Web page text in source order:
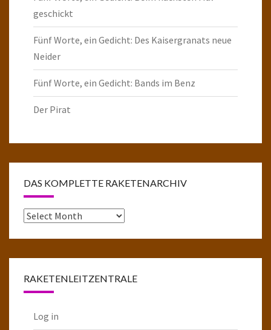
geschickt
Fünf Worte, ein Gedicht: Des Kaisergranats neue
Neider
Fünf Worte, ein Gedicht: Bands im Benz
Der Pirat
DAS KOMPLETTE RAKETENARCHIV
Das
RAKETENLEITZENTRALE
Log in